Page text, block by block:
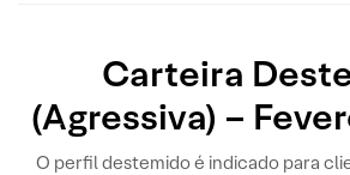
Carteira
(Agressiva) –
O perfil destemido é indicado para